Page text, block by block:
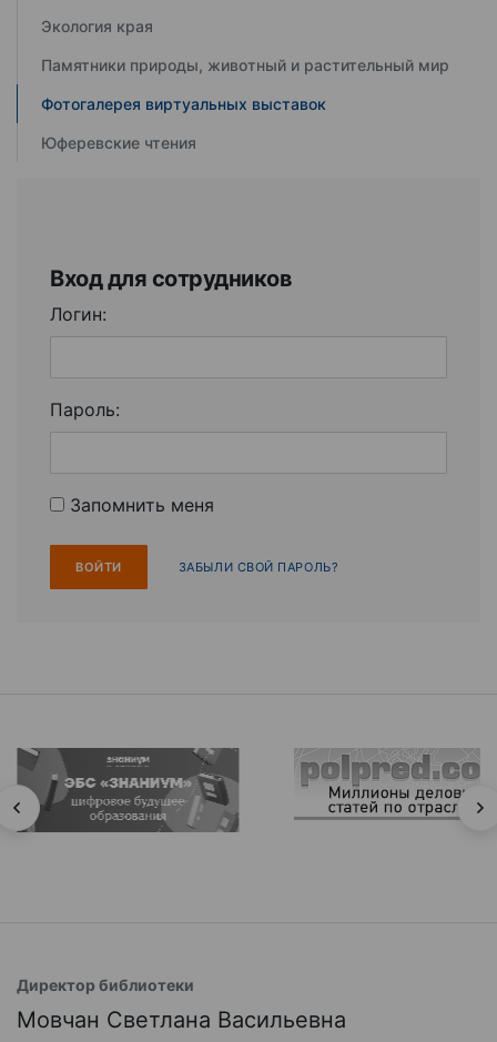
Экология края
Памятники природы, животный и растительный мир
Фотогалерея виртуальных выставок
Юферевские чтения
Вход для сотрудников
Логин:
Пароль:
Запомнить меня
ЗАБЫЛИ СВОЙ ПАРОЛЬ?
Директор библиотеки
Мовчан Светлана Васильевна